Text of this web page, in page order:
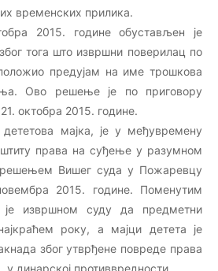
временских прилика.
2015. године обустављен је
тога што извршни поверилац по
предујам на име трошкова
Ово решење је по приговору
октобра 2015. године.
мајка, је у међувремену
права на суђење у разумном
решењем Вишег суда у Пожаревцу
2015. године. Поменутим
извршном суду да предметни
року, а мајци детета је
због утврђене повреде права
динарској противвредности .